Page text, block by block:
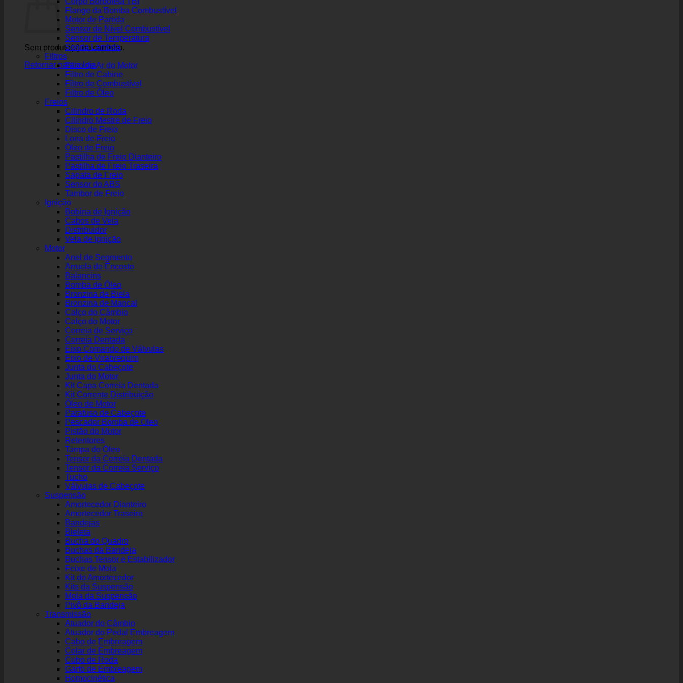
Sem produto(s) no carrinho.
Retornar para a loja
Flange da Bomba Combustível
Motor de Partida
Sensor de Nível Combustível
Sensor de Temperatura
Sonda Lambda
Filtros
Filtro de Ar do Motor
Filtro de Cabine
Filtro de Combustível
Filtro de Óleo
Freios
Cilindro de Roda
Cilindro Mestre de Freio
Disco de Freio
Lona de Freio
Óleo de Freio
Pastilha de Freio Dianteiro
Pastilha de Freio Traseira
Sapata de Freio
Sensor do ABS
Tambor de Freio
Ignição
Bobina de Ignição
Cabos de Vela
Distribuidor
Vela de Ignição
Motor
Anel de Segmento
Arruela de Encosto
Balancins
Bomba de Óleo
Bronzina de Biela
Bronzina de Mancal
Calço do Câmbio
Calço do Motor
Correia de Serviço
Correia Dentada
Eixo Comando de Válvulas
Eixo de Virabrequim
Junta do Cabeçote
Junta do Motor
Kit Capa Correia Dentada
Kit Corrente Distribuição
Óleo de Motor
Parafuso de Cabeçote
Pescador Bomba de Óleo
Pistão do Motor
Retentores
Tampa do Óleo
Tensor da Correia Dentada
Tensor da Correia Serviço
Tucho
Válvulas de Cabeçote
Suspensão
Amortecedor Dianteiro
Amortecedor Traseiro
Bandejas
Bieleta
Bucha do Quadro
Buchas da Bandeja
Buchas Tensor e Estabilizador
Feixe de Mola
Kit do Amortecedor
Kits da Suspensão
Mola da Suspensão
Pivô da Bandeja
Transmissão
Atuador do Câmbio
Atuador do Pedal Embreagem
Cabo de Embreagem
Colar de Embreagem
Cubo de Roda
Garfo de Embreagem
Homocinética